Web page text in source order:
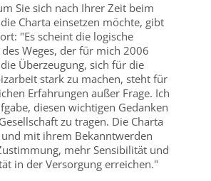
Sie sich nach Ihrer Zeit beim
Charta einsetzen möchte, gibt
"Es scheint die logische
Weges, der für mich 2006
Überzeugung, sich für die
stark zu machen, steht für
Erfahrungen außer Frage. Ich
diesen wichtigen Gedanken
zu tragen. Die Charta
mit ihrem Bekanntwerden
mehr Sensibilität und
in der Versorgung erreichen."